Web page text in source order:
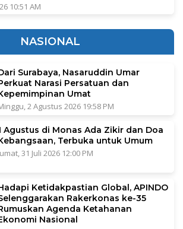
10:51 AM
NASIONAL
Surabaya, Nasaruddin Umar
Narasi Persatuan dan
Umat
2 Agustus 2026 19:58 PM
Agustus di Monas Ada Zikir dan Doa
Terbuka untuk Umum
31 Juli 2026 12:00 PM
Ketidakpastian Global, APINDO
Rakerkonas ke-35
Agenda Ketahanan
Nasional